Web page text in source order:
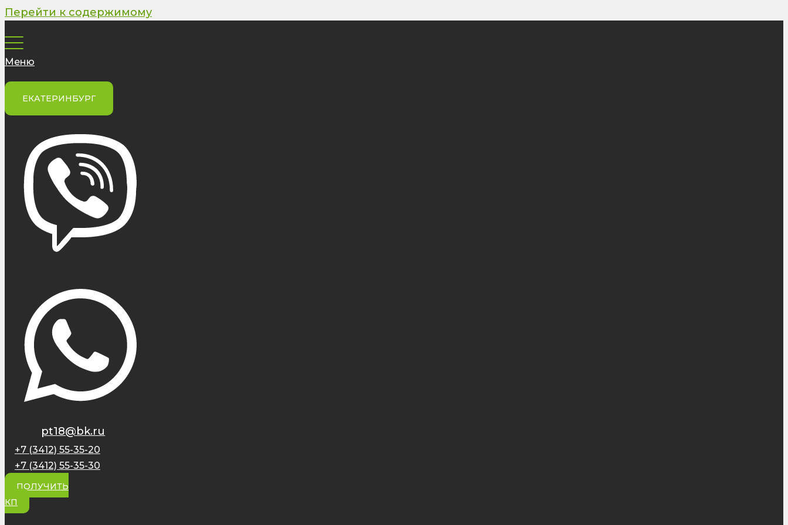
Перейти к содержимому
Меню
ЕКАТЕРИНБУРГ
pt18@bk.ru
+7 (3412) 55-35-20
+7 (3412) 55-35-30
ПОЛУЧИТЬ
КП